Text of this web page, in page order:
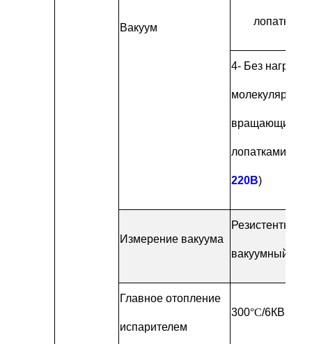
Вакуум
лопатками
4- Без нагрузки.
молекулярных
лопатками
220В)
Измерение вакуума
Резистентно-
вакуумный
Главное отопление
испарителем
300°C/6КВ,